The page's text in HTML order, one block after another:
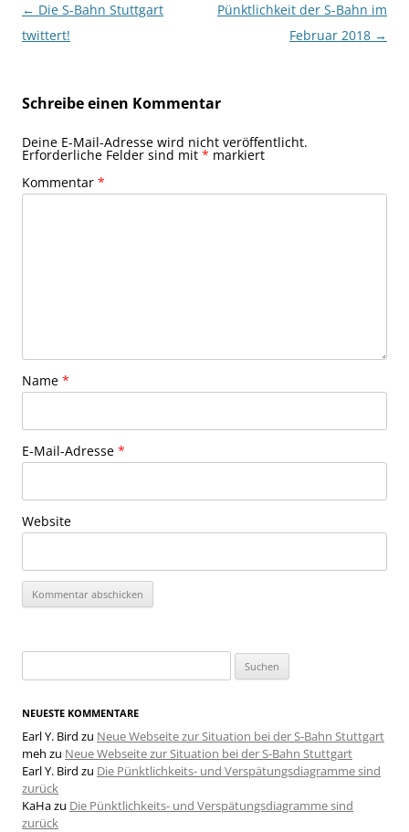
Beitragsnavigation
← Die S-Bahn Stuttgart
twittert!
Pünktlichkeit der S-Bahn im
Februar 2018 →
Schreibe einen Kommentar
Deine E-Mail-Adresse wird nicht veröffentlicht.
Erforderliche Felder sind mit * markiert
Kommentar *
Name *
E-Mail-Adresse *
Website
nach:
NEUESTE KOMMENTARE
Earl Y. Bird zu Neue Webseite zur Situation bei der S-Bahn Stuttgart
meh zu Neue Webseite zur Situation bei der S-Bahn Stuttgart
Earl Y. Bird zu Die Pünktlichkeits- und Verspätungsdiagramme sind
zurück
KaHazu Die Pünktlichkeits- und Verspätungsdiagramme sind
zurück